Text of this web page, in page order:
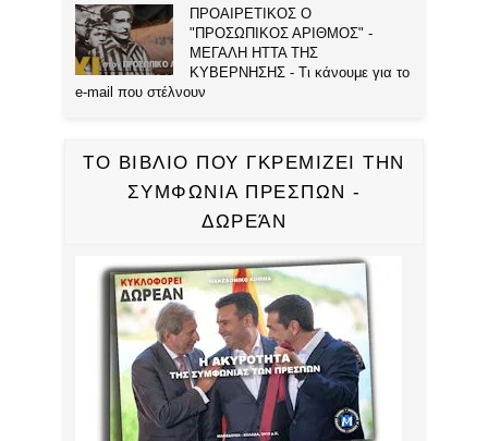
ΠΡΟΑΙΡΕΤΙΚΟΣ Ο
"ΠΡΟΣΩΠΙΚΟΣ ΑΡΙΘΜΟΣ" -
ΜΕΓΑΛΗ ΗΤΤΑ ΤΗΣ
ΚΥΒΕΡΝΗΣΗΣ - Τι κάνουμε για το
e-mail που στέλνουν
ΤΟ ΒΙΒΛΙΟ ΠΟΥ ΓΚΡΕΜΙΖΕΙ ΤΗΝ
ΣΥΜΦΩΝΙΑ ΠΡΕΣΠΩΝ -
ΔΩΡΕΆΝ